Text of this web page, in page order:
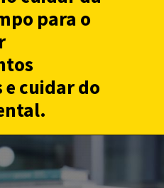
para o
cuidar do